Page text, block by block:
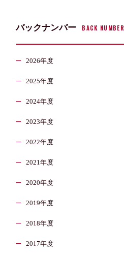
バックナンバー BACK NUMBER
2026年度
2025年度
2024年度
2023年度
2022年度
2021年度
2020年度
2019年度
2018年度
2017年度